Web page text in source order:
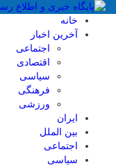
خانه
آخرین اخبار
اجتماعی
اقتصادی
سیاسی
فرهنگی
ورزشی
ایران
بین الملل
اجتماعی
سیاسی